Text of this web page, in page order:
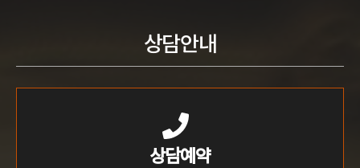
상담안내
상담예약